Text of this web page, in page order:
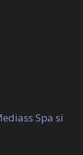
Spa si